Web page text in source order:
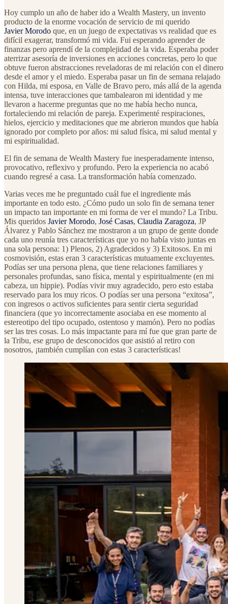
Hoy cumplo un año de haber ido a Wealth Mastery, un invento
producto de la enorme vocación de servicio de mi querido
Javier Morodo que, en un juego de expectativas vs realidad que es
difícil exagerar, transformó mi vida. Fui esperando aprender de
finanzas pero aprendí de la complejidad de la vida. Esperaba poder
aterrizar asesoría de inversiones en acciones concretas, pero lo que
obtuve fueron abstracciones reveladoras de mi relación con el dinero
desde el amor y el miedo. Esperaba pasar un fin de semana relajado
con Hilda, mi esposa, en Valle de Bravo pero, más allá de la agenda
intensa, tuve interacciones que tambalearon mi identidad y me
llevaron a hacerme preguntas que no me había hecho nunca,
fortaleciendo mi relación de pareja. Experimenté respiraciones,
hielos, ejercicio y meditaciones que me abrieron mundos que había
ignorado por completo por años: mi salud física, mi salud mental y
mi espiritualidad.
El fin de semana de Wealth Mastery fue inesperadamente intenso,
provocativo, reflexivo y profundo. Pero la experiencia no acabó
cuando regresé a casa. La transformación había comenzado.
Varias veces me he preguntado cuál fue el ingrediente más
importante en todo esto. ¿Cómo pudo un solo fin de semana tener
un impacto tan importante en mi forma de ver el mundo? La Tribu.
Mis queridos Javier Morodo, José Casas, Claudia Zaragoza, JP
Álvarez y Pablo Sánchez me mostraron a un grupo de gente donde
cada uno reunía tres características que yo no había visto juntas en
una sola persona: 1) Plenos, 2) Agradecidos y 3) Exitosos. En mi
cosmovisión, estas eran 3 características mutuamente excluyentes.
Podías ser una persona plena, que tiene relaciones familiares y
personales profundas, sano física, mental y espiritualmente (en mi
cabeza, un hippie). Podías vivir muy agradecido, pero esto estaba
reservado para los muy ricos. O podías ser una persona “exitosa”,
con ingresos o activos suficientes para sentir cierta seguridad
financiera (que yo incorrectamente asociaba en ese momento al
estereotipo del tipo ocupado, ostentoso y mamón). Pero no podías
ser las tres cosas. Lo más impactante para mí fue que gran parte de
la Tribu, ese grupo de desconocidos que asistió al retiro con
nosotros, ¡también cumplían con estas 3 características!